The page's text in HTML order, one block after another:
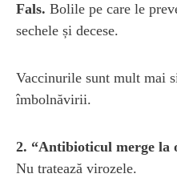
Fals. Bolile pe care le
sechele și decese.
Vaccinurile sunt mult mai
îmbolnăvirii.
2. “Antibioticul merge la
Nu tratează virozele.